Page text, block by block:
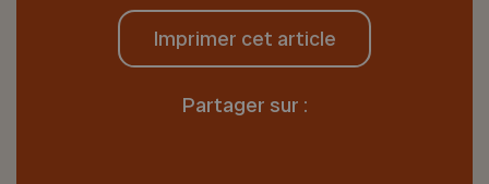
Imprimer cet article
Partager sur :